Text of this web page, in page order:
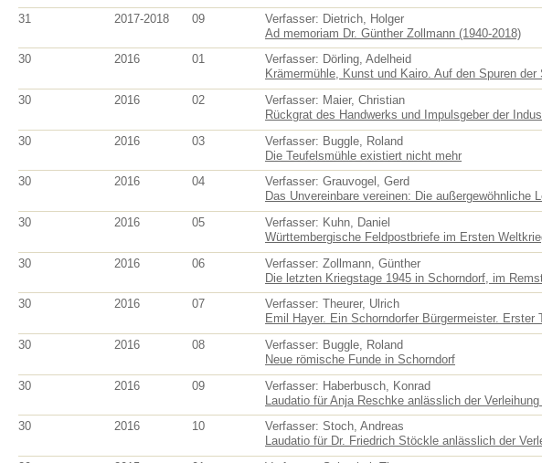
31
2017-2018 09
Verfasser: Dietrich, Holger
Ad memoriam Dr. Günther Zollmann (1940-2018)
30
2016 01
Verfasser: Dörling, Adelheid
Krämermühle, Kunst und Kairo. Auf den Spuren der
30
2016 02
Verfasser: Maier, Christian
Rückgrat des Handwerks und Impulsgeber der
30
2016 03
Verfasser: Buggle, Roland
Die Teufelsmühle existiert nicht mehr
30
2016 04
Verfasser: Grauvogel, Gerd
Das Unvereinbare vereinen: Die außergewöhnliche
30
2016 05
Verfasser: Kuhn, Daniel
Württembergische Feldpostbriefe im Ersten
30
2016 06
Verfasser: Zollmann, Günther
Die letzten Kriegstage 1945 in Schorndorf, im
30
2016 07
Verfasser: Theurer, Ulrich
Emil Hayer. Ein Schorndorfer Bürgermeister. Erster
30
2016 08
Verfasser: Buggle, Roland
Neue römische Funde in Schorndorf
30
2016 09
Verfasser: Haberbusch, Konrad
Laudatio für Anja Reschke anlässlich der Verleihung
30
2016 10
Verfasser: Stoch, Andreas
Laudatio für Dr. Friedrich Stöckle anlässlich der